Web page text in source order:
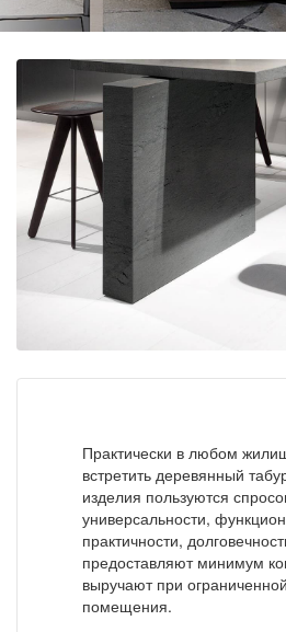
Практически в любом
встретить деревянный
изделия пользуются
универсальности,
практичности,
предоставляют минимум
выручают при
помещения.